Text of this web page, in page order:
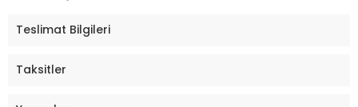
Teslimat Bilgileri
Taksitler